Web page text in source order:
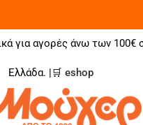
για αγορές άνω των 100€
Ελλάδα. |🛒 eshop